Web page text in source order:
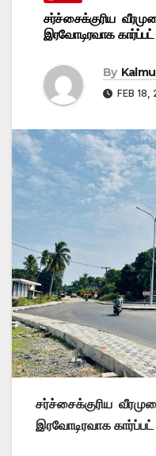
சர்ச்சைக்குரிய
இரவோடிரவாக கார்ப்பட்
By
FEB 18,
சர்ச்சைக்குரிய
இரவோடிரவாக கார்ப்பட்